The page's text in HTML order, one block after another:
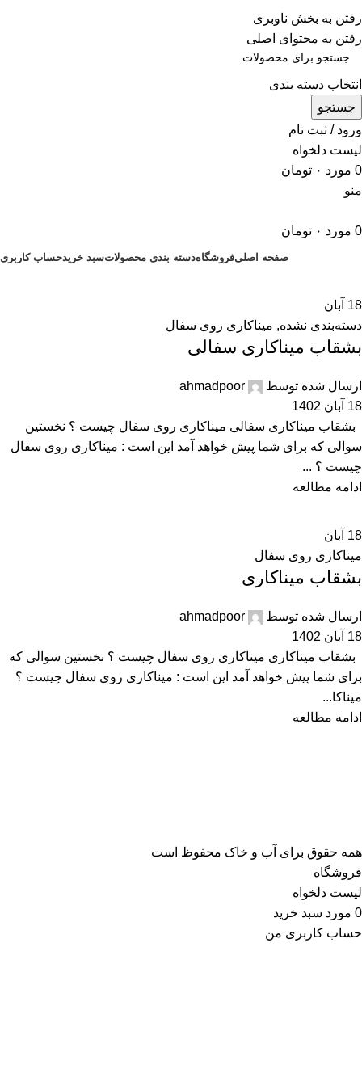
رفتن به بخش ناوبری
رفتن به محتوای اصلی
ADD ANYTHING HERE OR JUST REMOVE IT…
انتخاب دسته بندی
جستجو
ورود / ثبت نام
لیست دلخواه
0 مورد ۰ تومان
منو
0 مورد ۰ تومان
صفحه اصلیفروشگاهدسته بندی محصولاتسبد خریدحساب کاربری
18 آبان
دسته‌بندی نشده, میناکاری روی سفال
بشقاب میناکاری سفالی
ارسال شده توسط
ahmadpoor
18 آبان 1402
بشقاب میناکاری سفالی میناکاری روی سفال چیست ؟ نخستین
سوالی که برای شما پیش خواهد آمد این است : میناکاری روی سفال
چیست ؟ ...
ادامه مطالعه
18 آبان
میناکاری روی سفال
بشقاب میناکاری
ارسال شده توسط
ahmadpoor
18 آبان 1402
بشقاب میناکاری میناکاری روی سفال چیست ؟ نخستین سوالی که
برای شما پیش خواهد آمد این است : میناکاری روی سفال چیست ؟
میناکا...
ادامه مطالعه
همه حقوق برای آب و خاک محفوظ است
فروشگاه
لیست دلخواه
0 مورد سبد خرید
حساب کاربری من